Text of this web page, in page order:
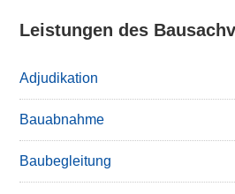
Leistungen des
Adjudikation
Bauabnahme
Baubegleitung